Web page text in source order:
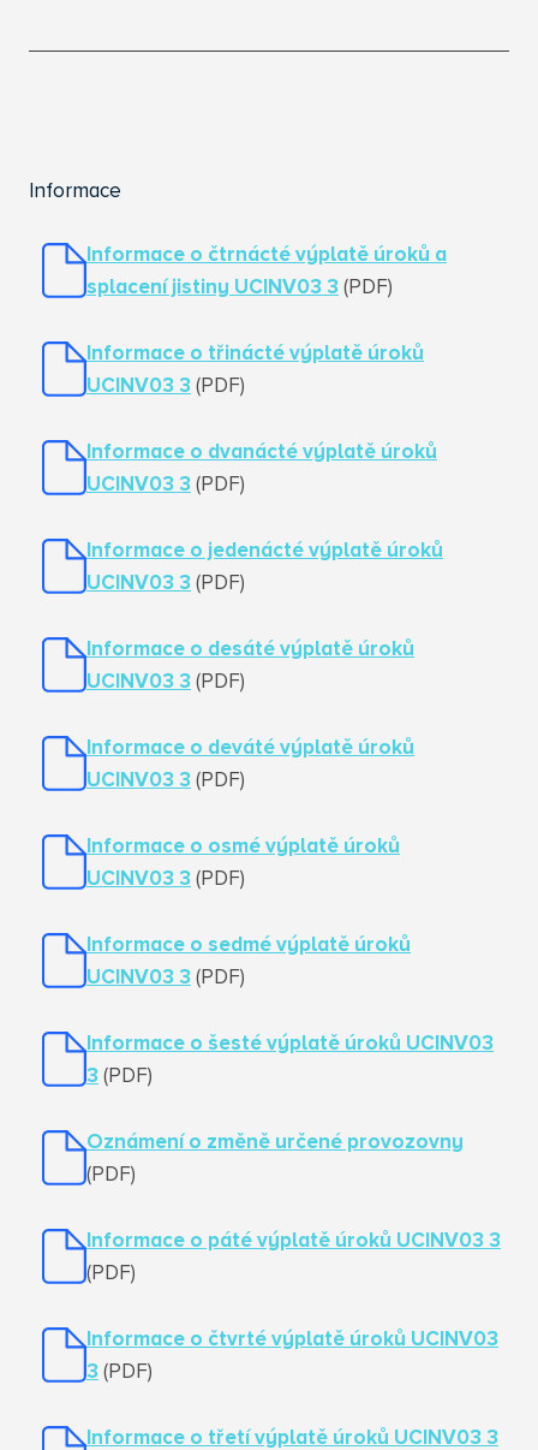
Informace
Informace o čtrnácté výplatě úroků a
splacení jistiny UCINV03 3 (PDF)
Informace o třinácté výplatě úroků
UCINV03 3 (PDF)
Informace o dvanácté výplatě úroků
UCINV03 3 (PDF)
Informace o jedenácté výplatě úroků
UCINV03 3 (PDF)
Informace o desáté výplatě úroků
UCINV03 3 (PDF)
Informace o deváté výplatě úroků
UCINV03 3 (PDF)
Informace o osmé výplatě úroků
UCINV03 3 (PDF)
Informace o sedmé výplatě úroků
UCINV03 3 (PDF)
Informace o šesté výplatě úroků UCINV03
3 (PDF)
Oznámení o změně určené provozovny
(PDF)
Informace o páté výplatě úroků UCINV03 3
(PDF)
Informace o čtvrté výplatě úroků UCINV03
3 (PDF)
Informace o třetí výplatě úroků UCINV03 3